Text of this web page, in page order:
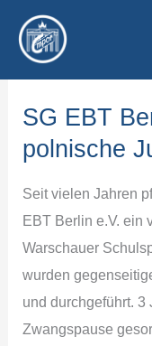
Inhalt
springen
SG EBT
polnische
Seit vielen Jahren
EBT Berlin e.V. ein
Warschauer
wurden
und durchgeführt. 3
Zwangspause